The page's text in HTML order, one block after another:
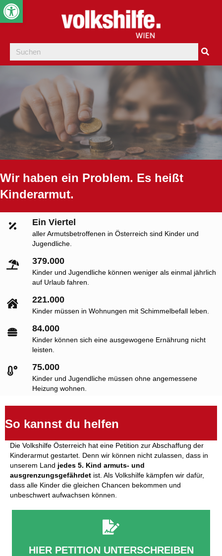
Wir haben ein Problem. Es heißt
Kinderarmut.
Ein Viertel
aller Armutsbetroffenen in Österreich sind Kinder und
Jugendliche.
379.000
Kinder und Jugendliche können weniger als einmal jährlich
auf Urlaub fahren.
221.000
Kinder müssen in Wohnungen mit Schimmelbefall leben.
84.000
Kinder können sich eine ausgewogene Ernährung nicht
leisten.
75.000
Kinder und Jugendliche müssen ohne angemessene
Heizung wohnen.
So kannst du helfen
Die Volkshilfe Österreich hat eine Petition zur Abschaffung der
Kinderarmut gestartet. Denn wir können nicht zulassen, dass in
unserem Land jedes 5. Kind armuts- und
ausgrenzungsgefährdet ist. Als Volkshilfe kämpfen wir dafür,
dass alle Kinder die gleichen Chancen bekommen und
unbeschwert aufwachsen können.
HIER PETITION UNTERSCHREIBEN